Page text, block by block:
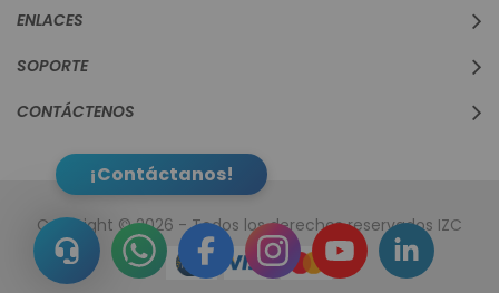
¡Contáctanos!
ENLACES
SOPORTE
CONTÁCTENOS
Copyright © 2026 - Todos los derechos reservados IZC